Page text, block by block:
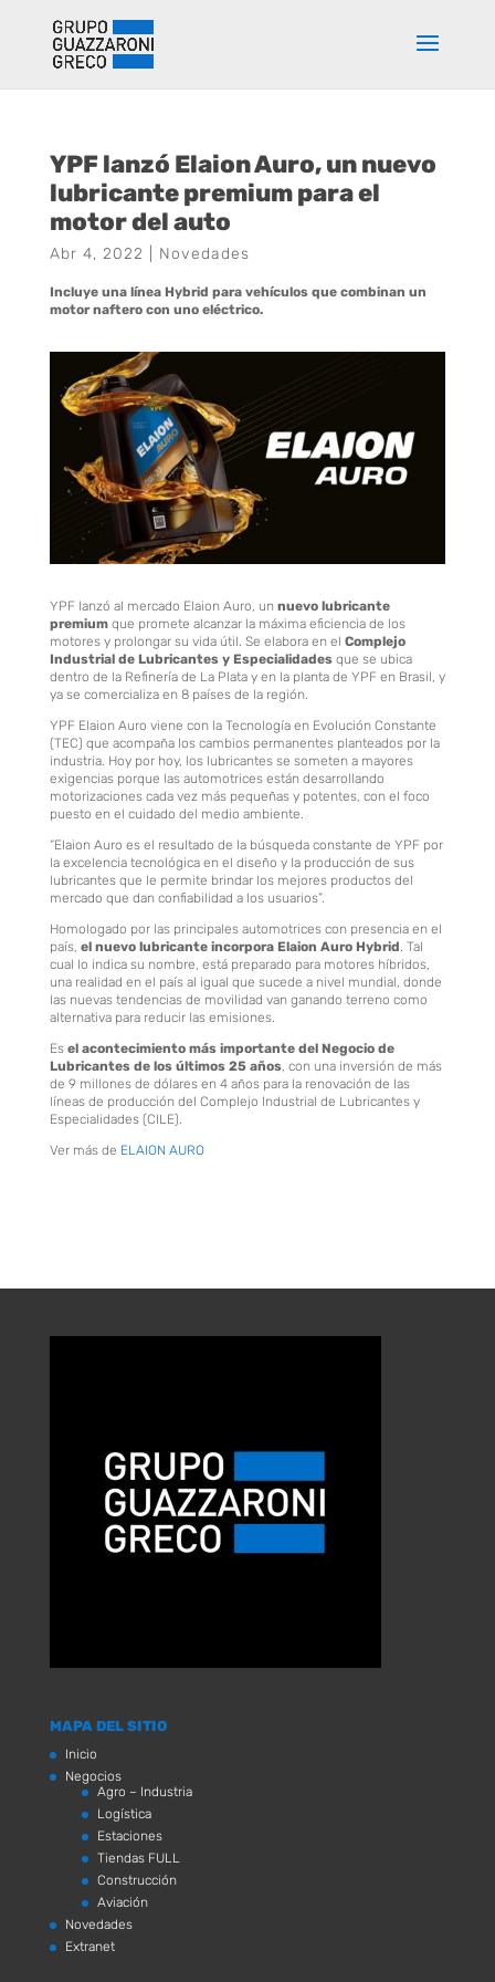
YPF lanzó Elaion Auro, un nuevo
lubricante premium para el
motor del auto
Abr 4, 2022 Novedades
Incluye una línea Hybrid para vehículos que combinan un
motor naftero con uno eléctrico.
YPF lanzó al mercado Elaion Auro, un nuevo lubricante
premium que promete alcanzar la máxima eficiencia de los
motores y prolongar su vida útil. Se elabora en el Complejo
Industrial de Lubricantes y Especialidades que se ubica
dentro de la Refinería de La Plata y en la planta de YPF en Brasil, y
ya se comercializa en 8 países de la región.
YPF Elaion Auro viene con la Tecnología en Evolución Constante
(TEC) que acompaña los cambios permanentes planteados por la
industria. Hoy por hoy, los lubricantes se someten a mayores
exigencias porque las automotrices están desarrollando
motorizaciones cada vez más pequeñas y potentes, con el foco
puesto en el cuidado del medio ambiente.
“Elaion Auro es el resultado de la búsqueda constante de YPF por
la excelencia tecnológica en el diseño y la producción de sus
lubricantes que le permite brindar los mejores productos del
mercado que dan confiabilidad a los usuarios”.
Homologado por las principales automotrices con presencia en el
país, el nuevo lubricante incorpora Elaion Auro Hybrid. Tal
cual lo indica su nombre, está preparado para motores híbridos,
una realidad en el país al igual que sucede a nivel mundial, donde
las nuevas tendencias de movilidad van ganando terreno como
alternativa para reducir las emisiones.
Es el acontecimiento más importante del Negocio de
Lubricantes de los últimos 25 años, con una inversión de más
de 9 millones de dólares en 4 años para la renovación de las
líneas de producción del Complejo Industrial de Lubricantes y
Especialidades (CILE).
Ver más de ELAION AURO
MAPA DEL SITIO
Inicio
Negocios
Agro – Industria
Logística
Estaciones
Tiendas FULL
Construcción
Aviación
Novedades
Extranet